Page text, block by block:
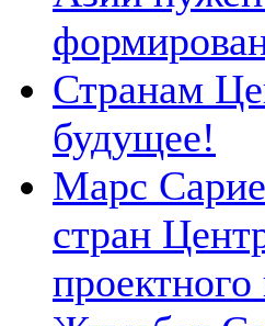
Странам
будущее!
Марс
стран